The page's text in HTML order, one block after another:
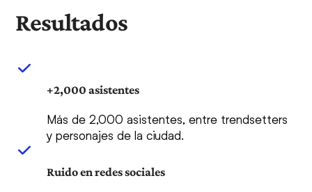
Resultados
+2,000 asistentes
Más de 2,000 asistentes, entre trendsetters
y personajes de la ciudad.
Ruido en redes sociales